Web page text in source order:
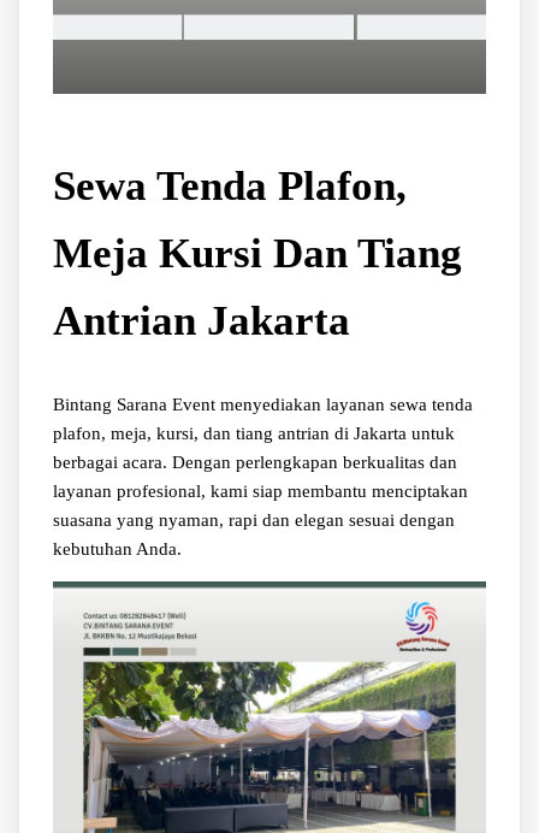
Sewa Tenda Plafon,
Meja Kursi Dan Tiang
Antrian Jakarta
Bintang Sarana Event menyediakan layanan sewa tenda
plafon, meja, kursi, dan tiang antrian di Jakarta untuk
berbagai acara. Dengan perlengkapan berkualitas dan
layanan profesional, kami siap membantu menciptakan
suasana yang nyaman, rapi dan elegan sesuai dengan
kebutuhan Anda.